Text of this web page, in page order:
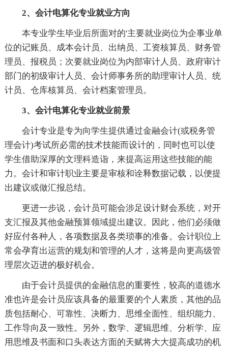
2、会计电算化专业就业方向
本专业学生毕业后所面对的'主要就业岗位为企事业单
位的记账员、成本会计员、出纳员、工资核算员、财务管
理员、报税员；次要就业岗位为内部审计人员、政府审计
部门的初级审计人员、会计师事务所的助理审计人员、统
计员、仓库核算员、会计档案管理员。
3、会计电算化专业就业前景
会计专业是专为向学生提供通过金融会计(或税务管
理会计)考试所必需的技术技能而设计的，同时也可以使
学生借助深厚的文理科造诣，来提高运用这些技能的能
力。会计和审计职业主要是审核和诠释数据记载，以便提
出建议或做汇报总结。
更进一步说，会计员可能会涉足设计财会系统，对开
支汇报及其他金融预算领域提出建议。因此，他们必须做
好应付各种人，各项数据及各类琐事的准备。会计职位上
常会孕育出运营的规划和管理的人才，这将是向更高级管
理层次迈进的极好机会。
由于会计员提供的金融信息的重要性，较高的道德水
准也许是会计员应该具备的最重要的个人素质，其他的品
质包括耐心、可靠性、决断力、思维全面性、组织能力、
工作导向及一致性。另外，数学、逻辑思维、分析学、应
用思维及书面和口头表达方面的天赋将大大提高成功的机